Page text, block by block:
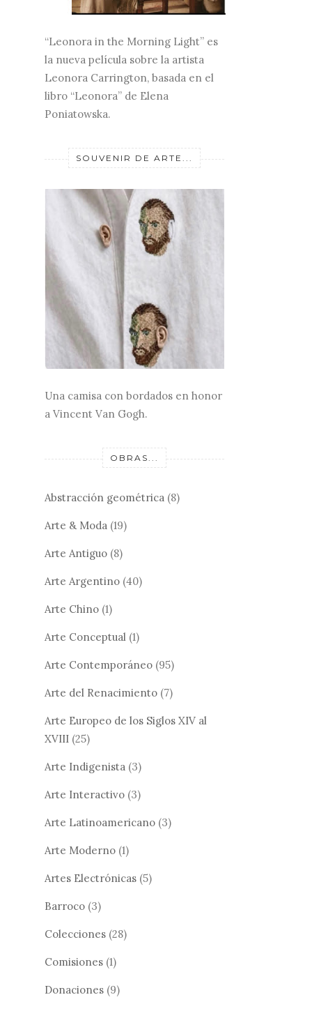
“Leonora in the Morning Light” es
la nueva película sobre la artista
Leonora Carrington, basada en el
libro “Leonora” de Elena
Poniatowska.
SOUVENIR DE ARTE...
Una camisa con bordados en honor
a Vincent Van Gogh.
OBRAS...
Abstracción geométrica (8)
Arte & Moda (19)
Arte Antiguo (8)
Arte Argentino (40)
Arte Chino (1)
Arte Conceptual (1)
Arte Contemporáneo (95)
Arte del Renacimiento (7)
Arte Europeo de los Siglos XIV al
XVIII (25)
Arte Indigenista (3)
Arte Interactivo (3)
Arte Latinoamericano (3)
Arte Moderno (1)
Artes Electrónicas (5)
Barroco (3)
Colecciones (28)
Comisiones (1)
Donaciones (9)